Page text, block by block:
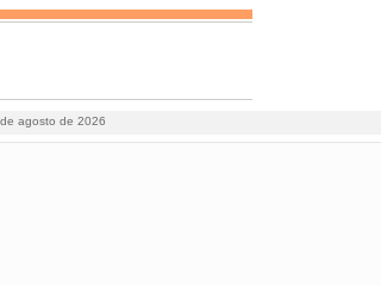
agosto de 2026